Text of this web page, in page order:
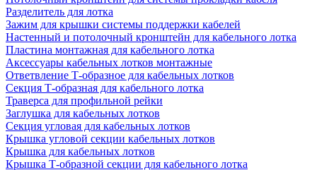
Разделитель для лотка
Зажим для крышки системы поддержки кабелей
Настенный и потолочный кронштейн для кабельного лотка
Пластина монтажная для кабельного лотка
Аксессуары кабельных лотков монтажные
Ответвление Т-образное для кабельных лотков
Секция Т-образная для кабельного лотка
Траверса для профильной рейки
Заглушка для кабельных лотков
Секция угловая для кабельных лотков
Крышка угловой секции кабельных лотков
Крышка для кабельных лотков
Крышка Т-образной секции для кабельного лотка